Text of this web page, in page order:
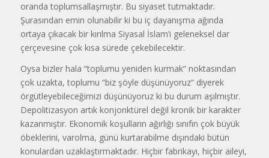
oranda toplumsallaşmıştır. Bu siyaset tutmaktadır.
Şurasından emin olunabilir ki bu iç dayanışma ağında
ortaya çıkacak bir kırılma Siyasal İslam’ı geleneksel dar
çerçevesine çok kısa sürede çekebilecektir.
Oysa bizler hala “toplumu yeniden kurmak” noktasından
çok uzakta, toplumu “biz şöyle düşünüyoruz” diyerek
örgütleyebileceğimizi düşünüyoruz ki bu durum aşılmıştır.
Depolitizasyon artık konjonktürel değil kronik bir karakter
kazanmıştır. Ekonomik koşulların ağırlığı sınıfın çok büyük
öbeklerini, varolma, günü kurtarabilme dışındaki bütün
konulardan uzaklaştırmaktadır. Hiçbir fabrikayı, hiçbir aileyi,